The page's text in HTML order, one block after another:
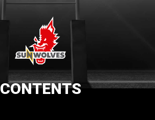
CONTENTS